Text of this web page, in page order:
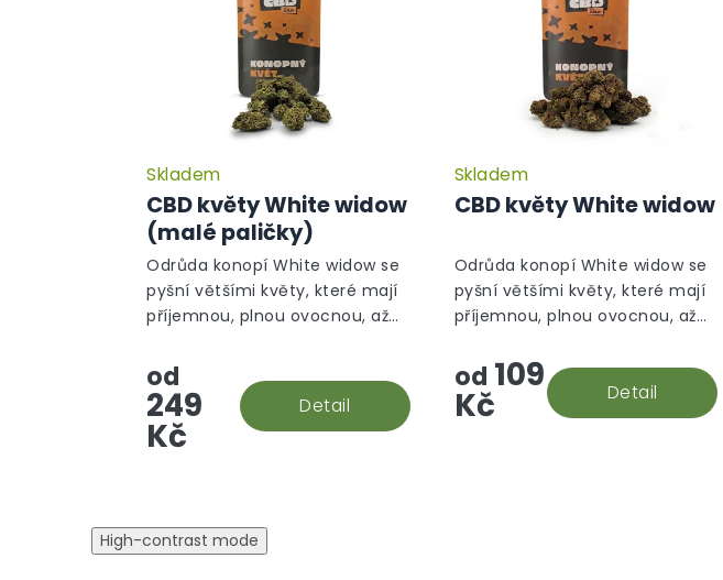
CBD květy White widow
(malé paličky)
Průměrné
hodnocení
produktu
hvězdiček.
Skladem
od
249
Kč
Detail
Odrůda konopí White widow se
pyšní většími květy, které mají
příjemnou, plnou ovocnou, až
výhodné verzi malé paličky!
CBD květy White widow
Skladem
od 109
Kč Detail
Odrůda konopí White widow se
pyšní většími květy, které mají
příjemnou, plnou ovocnou, až
High-contrast mode